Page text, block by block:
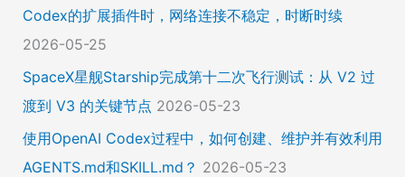
Codex的扩展插件时，网络连接不稳定，时断时续
2026-05-25
SpaceX星舰Starship完成第十二次飞行测试：从 V2 过
渡到 V3 的关键节点 2026-05-23
使用OpenAI Codex过程中，如何创建、维护并有效利用
AGENTS.md和SKILL.md？ 2026-05-23